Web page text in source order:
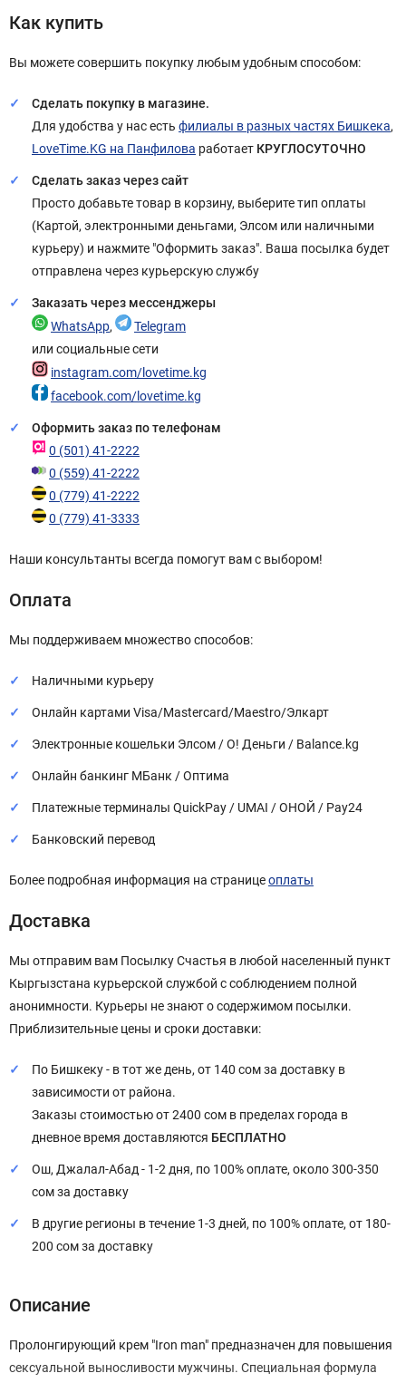
Как купить
Вы можете совершить покупку любым удобным способом:
Сделать покупку в магазине.
Для удобства у нас есть филиалы в разных частях Бишкека,
LoveTime.KG на Панфилова работает КРУГЛОСУТОЧНО
Сделать заказ через сайт
Просто добавьте товар в корзину, выберите тип оплаты
(Картой, электронными деньгами, Элсом или наличными
курьеру) и нажмите "Оформить заказ". Ваша посылка будет
отправлена через курьерскую службу
Заказать через мессенджеры
WhatsApp,
Telegram
или социальные сети
instagram.com/lovetime.kg
facebook.com/lovetime.kg
Оформить заказ по телефонам
0 (501) 41-2222
0 (559) 41-2222
0 (779) 41-2222
0 (779) 41-3333
Наши консультанты всегда помогут вам с выбором!
Оплата
Мы поддерживаем множество способов:
Наличными курьеру
Онлайн картами Visa/Mastercard/Maestro/Элкарт
Электронные кошельки Элсом / О! Деньги / Balance.kg
Онлайн банкинг МБанк / Оптима
Платежные терминалы QuickPay / UMAI / ОНОЙ / Pay24
Банковский перевод
Более подробная информация на страницеоплаты
Доставка
Мы отправим вам Посылку Счастья в любой населенный пункт
Кыргызстана курьерской службой с соблюдением полной
анонимности. Курьеры не знают о содержимом посылки.
Приблизительные цены и сроки доставки:
По Бишкеку - в тот же день, от 140 сом за доставку в
зависимости от района.
Заказы стоимостью от 2400 сом в пределах города в
дневное время доставляются БЕСПЛАТНО
Ош, Джалал-Абад - 1-2 дня, по 100% оплате, около 300-350
сом за доставку
В другие регионы в течение 1-3 дней, по 100% оплате, от 180-
200 сом за доставку
Описание
Пролонгирующий крем "Iron man" предназначен для повышения
сексуальной выносливости мужчины. Специальная формула